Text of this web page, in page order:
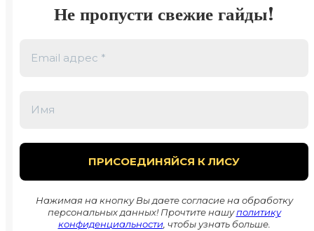
Не пропусти свежие гайды!
Нажимая на кнопку Вы даете согласие на обработку
персональных данных! Прочтите нашуполитику
конфиденциальности, чтобы узнать больше.